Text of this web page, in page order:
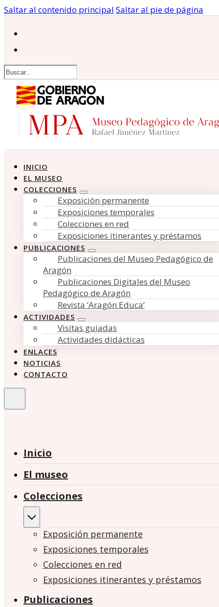
Saltar al contenido principal Saltar al pie de página
Buscar
INICIO
EL MUSEO
COLECCIONES
Exposición permanente
Exposiciones temporales
Colecciones en red
Exposiciones itinerantes y préstamos
PUBLICACIONES
Publicaciones del Museo Pedagógico de
Aragón
Publicaciones Digitales del Museo
Pedagógico de Aragón
Revista ‘Aragón Educa’
ACTIVIDADES
Visitas guiadas
Actividades didácticas
ENLACES
NOTICIAS
CONTACTO
Inicio
El museo
Colecciones
Exposición permanente
Exposiciones temporales
Colecciones en red
Exposiciones itinerantes y préstamos
Publicaciones